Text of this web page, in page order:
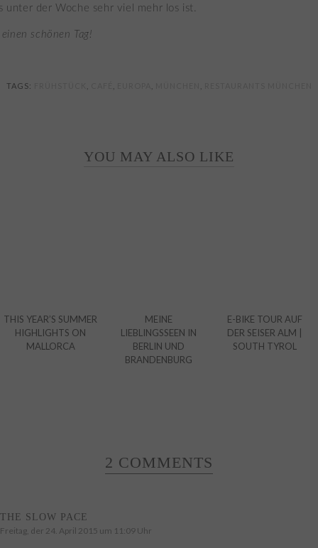
unter der Woche sehr viel mehr los ist.
schönen Tag!
TAGS:
YOU MAY ALSO LIKE
THIS YEAR’S SUMMER
HIGHLIGHTS ON
MALLORCA
MEINE
LIEBLINGSSEEN IN
BERLIN UND
BRANDENBURG
E-BIKE TOUR AUF
DER SEISER ALM |
SOUTH TYROL
2 COMMENTS
THE SLOW PACE
Freitag, der 24. April 2015 um 11:09 Uhr